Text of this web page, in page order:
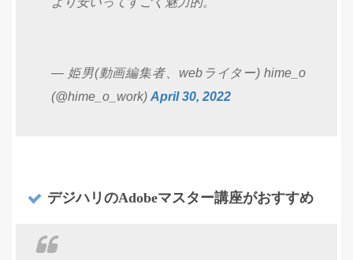
— 姫男(動画編集者、webライター) hime_o
(@hime_o_work) April 30, 2022
デジハリのAdobeマスター講座がおすすめ